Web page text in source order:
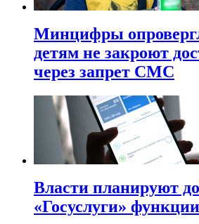
Минцифры
детям не закроют
через запрет СМС
Власти планируют
«Госуслуги»